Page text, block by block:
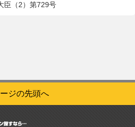
臣（2）第729号
ジの先頭へ